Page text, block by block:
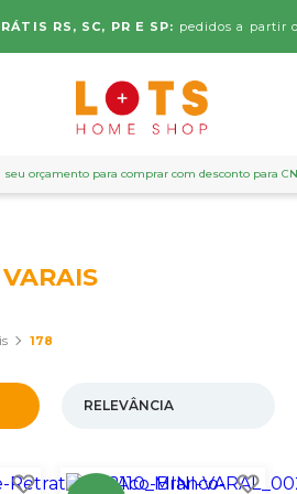
RS, SC, PR E SP: pedidos a partir
seu orçamento para comprar com desconto para
VARAIS
178